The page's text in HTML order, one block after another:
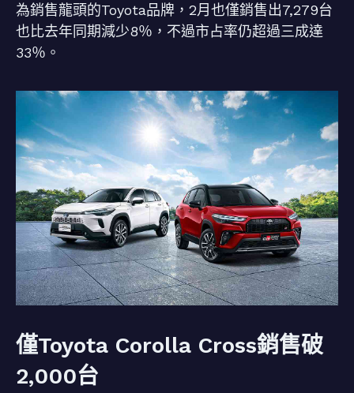
為銷售龍頭的Toyota品牌，2月也僅銷售出7,279台
也比去年同期減少8％，不過市占率仍超過三成達
33％。
僅Toyota Corolla Cross銷售破
2,000台